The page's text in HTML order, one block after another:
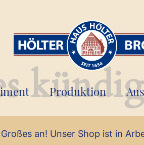
Produktion
an! Unser Shop ist in